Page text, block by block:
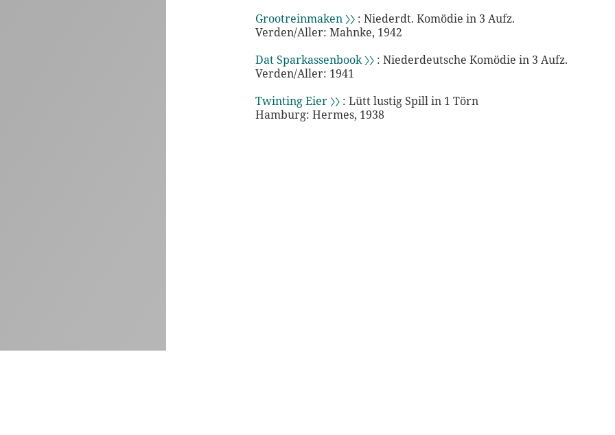
Grootreinmaken 〉〉 : Niederdt. Komödie in 3 Aufz.
Verden/Aller: Mahnke, 1942
Dat Sparkassenbook 〉〉 : Niederdeutsche Komödie in 3 Aufz.
Verden/Aller: 1941
Twinting Eier 〉〉 : Lütt lustig Spill in 1 Törn
Hamburg: Hermes, 1938